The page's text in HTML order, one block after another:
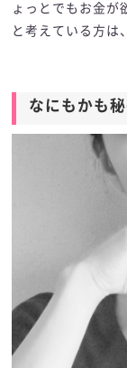
ょっとでもお金が
と考えている方
なにもかも